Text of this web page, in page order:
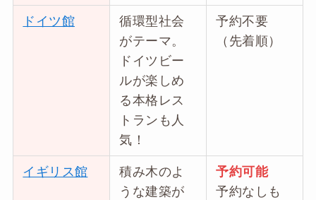
ドイツ館
循環型社会
がテーマ。
ドイツビー
ルが楽しめ
る本格レス
トランも人
気！
予約不要
（先着順）
イギリス館
積み木のよ
うな建築が
予約可能
予約なしも